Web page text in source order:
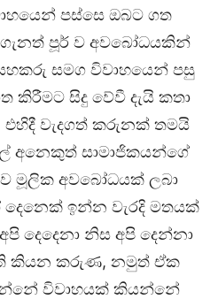
පස්සෙ ඔබට ගත
පූර් ව අවබෝධයකින්
සමග විවාහයෙන් පසු
කිරීමට සිදු වේවී දැයි කතා
එහිදී වැදගත් කරුනක් තමයි
අනෙකුත් සාමාජිකයන්ගේ
මූලික අවබෝධයක් ලබා
ඉන්න වැරදි මතයක්
දෙදෙනා නිස අපි දෙන්නා
කියන කරුණ, නමුත් ඒක
විවාහයක් කියන්නේ